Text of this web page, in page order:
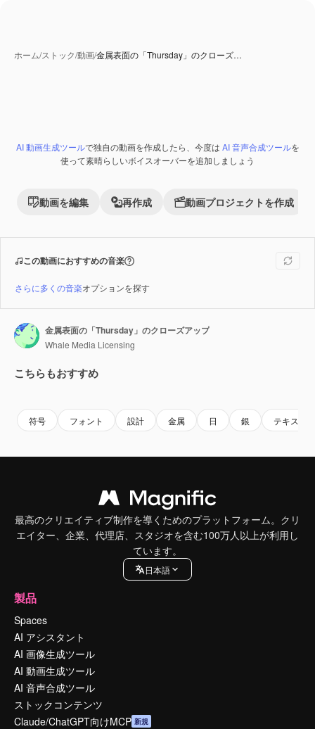
ホーム/ストック/動画/金属表面の「Thursday」のクローズ…
Premium
AI 動画生成ツールで独自の動画を作成したら、今度は AI 音声合成ツールを
使って素晴らしいボイスオーバーを追加しましょう
動画を編集 再作成 動画プロジェクトを作成
この動画におすすめの音楽
さらに多くの音楽オプションを探す
金属表面の「Thursday」のクローズアップ
Whale Media Licensing
こちらもおすすめ
符号 フォント 設計 金属 日 銀 テキスト
最高のクリエイティブ制作を導くためのプラットフォーム。クリ
エイター、企業、代理店、スタジオを含む100万人以上が利用し
ています。
日本語
製品
Spaces
AI アシスタント
AI 画像生成ツール
AI 動画生成ツール
AI 音声合成ツール
ストックコンテンツ
Claude/ChatGPT向けMCP 新規